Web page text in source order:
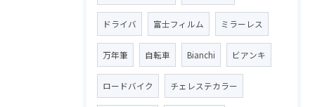
ドライバ 富士フィルム ミラーレス
万年筆 自転車 Bianchi ビアンキ
ロードバイク チェレステカラー